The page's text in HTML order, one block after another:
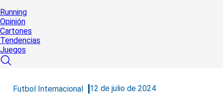
Running
Opinión
Cartones
Tendencias
Juegos
Futbol Internacional 12 de julio de 2024